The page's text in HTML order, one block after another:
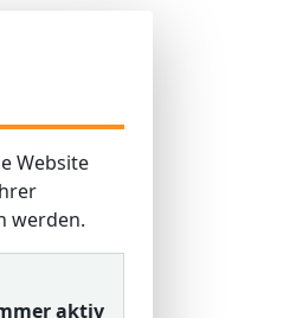
Website
werden.
aktiv